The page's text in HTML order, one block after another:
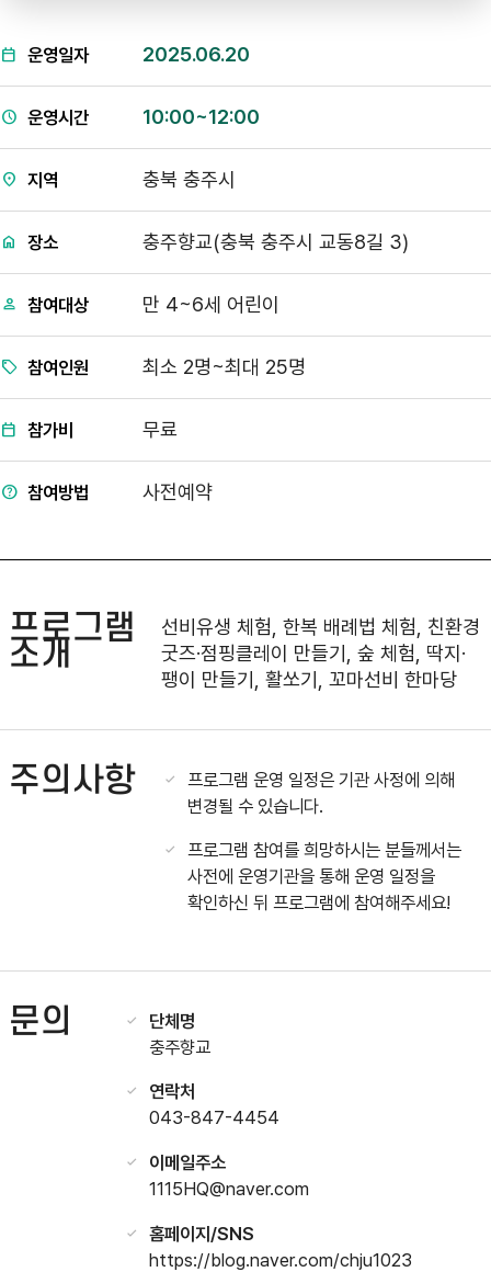
운영일자 2025.06.20
운영시간 10:00~12:00
지역 충북 충주시
장소 충주향교(충북 충주시 교동8길 3)
참여대상 만 4~6세 어린이
참여인원 최소 2명~최대 25명
참가비 무료
참여방법 사전예약
프로그램
소개
선비유생 체험, 한복 배례법 체험, 친환경
굿즈·점핑클레이 만들기, 숲 체험, 딱지·
팽이 만들기, 활쏘기, 꼬마선비 한마당
주의사항
프로그램 운영 일정은 기관 사정에 의해
변경될 수 있습니다.
프로그램 참여를 희망하시는 분들께서는
사전에 운영기관을 통해 운영 일정을
확인하신 뒤 프로그램에 참여해주세요!
문의
단체명
충주향교
연락처
043-847-4454
이메일주소
1115HQ@naver.com
홈페이지/SNS
https://blog.naver.com/chju1023